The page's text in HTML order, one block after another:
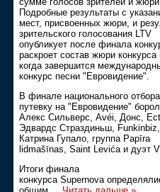
Подробные результаты с
мест, присвоенных жюри, и
зрительского голосования LTV
опубликует после финала
раскроет состав жюри
когда завершится
конкурс песни "Евровидение".
В финале национального
путевку на "Евровидение"
Алекс Сильверс, Avéi, Донс,
Эдвардс Страздиньш, Funkinbiz,
Катрина Гупало, группа Papīra
lidmašīnas, Saint Levića и дуэт
Итоги финала
конкурса Supernova